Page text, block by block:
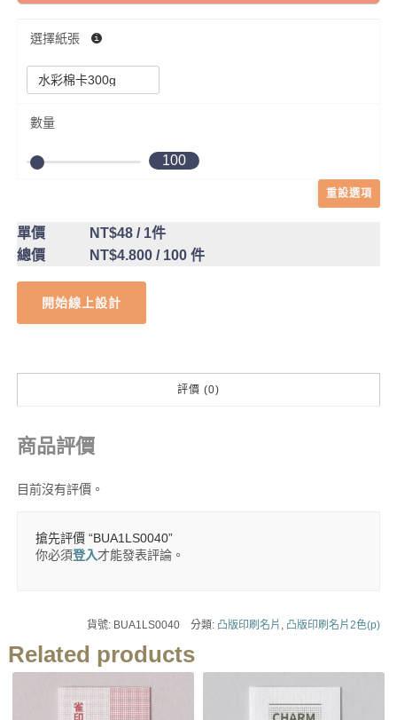
選擇紙張
數量
100
重設選項
單價 NT$48/ 1件
總價
NT$4.800/ 100 件
開始線上設計
評價 (0)
商品評價
目前沒有評價。
搶先評價 “BUA1LS0040”
你必須登入才能發表評論。
貨號: BUA1LS0040 分類: 凸版印刷名片 凸版印刷名片2色(p)
Related products